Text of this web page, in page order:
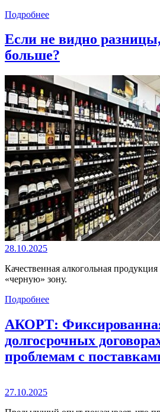
Подробнее
Если не видно
больше?
28.10.2025
Качественная алкогольная
«черную» зону.
Подробнее
АКОРТ:
долгосрочных
проблемам с
27.10.2025